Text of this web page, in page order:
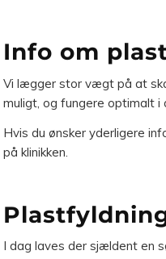
Info om
Vi lægger stor vægt på at
muligt, og fungere optimalt i
Hvis du ønsker yderligere
på klinikken.
I dag laves der sjældent en